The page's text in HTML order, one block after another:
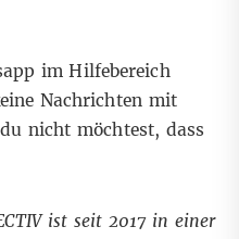
im Hilfebereich
Nachrichten mit
nicht möchtest, dass
ist seit 2017 in einer